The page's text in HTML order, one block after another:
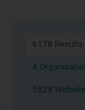
6178 Results
4
5828